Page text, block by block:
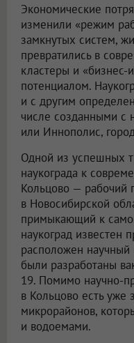
Экономические
изменили «режим
замкнутых систем,
превратились в
кластеры и «бизнес-
потенциалом.
и с другим
числе созданными с
или Иннополис,
Одной из успешных
наукограда к
Кольцово — рабочий
в Новосибирской
примыкающий к
наукоград известен
расположен научный
были разработаны
19. Помимо научно-
в Кольцово есть уже
микрорайонов,
и водоемами.